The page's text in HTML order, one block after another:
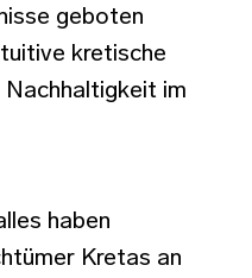
geboten
kretische
im
haben
Kretas an